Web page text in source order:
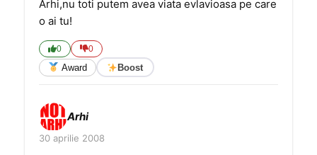
Arhi,nu toti putem avea viata evlavioasa pe care
o ai tu!
0 0
Award Boost
Arhi
30 aprilie 2008